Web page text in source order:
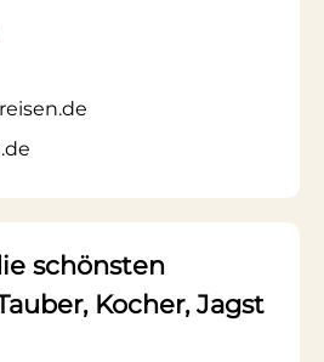
schönsten
Kocher, Jagst